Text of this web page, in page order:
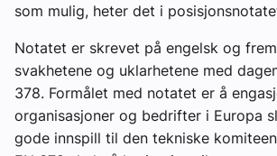
som mulig, heter det i
Notatet er skrevet på engelsk og
svakhetene og uklarhetene med
378. Formålet med notatet er å
organisasjoner og bedrifter i Europa
gode innspill til den tekniske